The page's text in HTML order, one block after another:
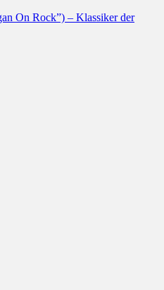
On Rock”) – Klassiker der